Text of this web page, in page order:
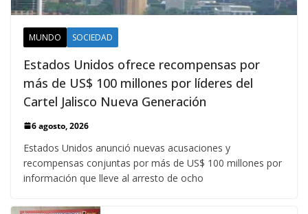
MUNDO SOCIEDAD
Estados Unidos ofrece recompensas por
más de US$ 100 millones por líderes del
Cartel Jalisco Nueva Generación
6 agosto, 2026
Estados Unidos anunció nuevas acusaciones y
recompensas conjuntas por más de US$ 100 millones por
información que lleve al arresto de ocho